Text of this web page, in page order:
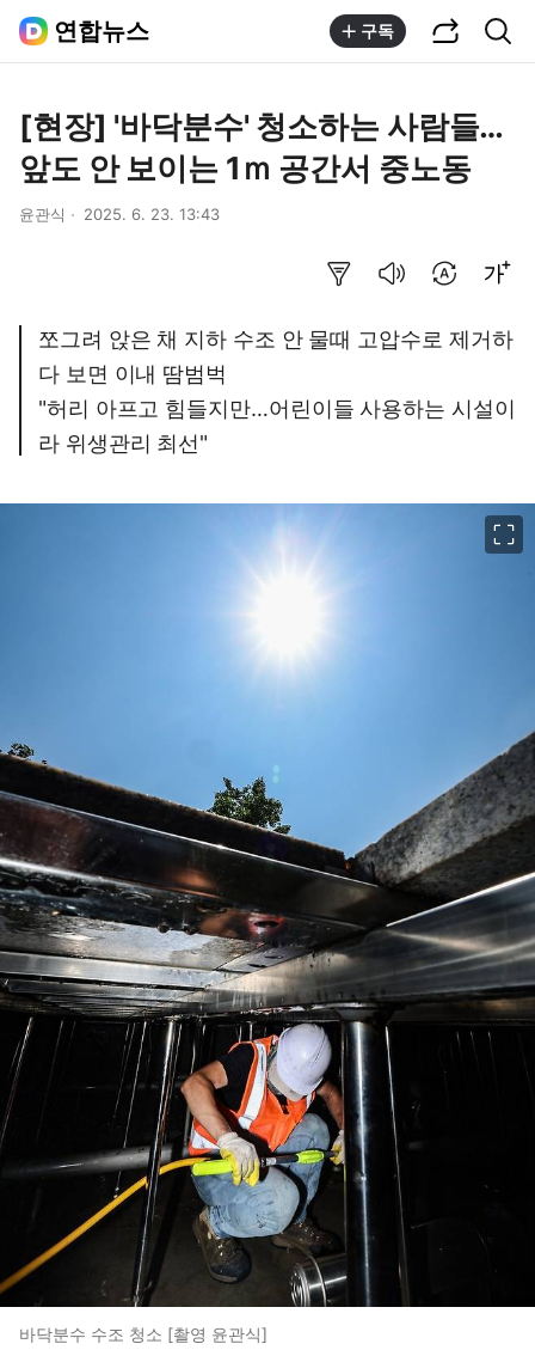
연합뉴스 구독
[현장] '바닥분수' 청소하는 사람들…
앞도 안 보이는 1ｍ 공간서 중노동
윤관식 2025. 6. 23. 13:43
쪼그려 앉은 채 지하 수조 안 물때 고압수로 제거하
다 보면 이내 땀범벅
"허리 아프고 힘들지만…어린이들 사용하는 시설이
라 위생관리 최선"
바닥분수 수조 청소 [촬영 윤관식]